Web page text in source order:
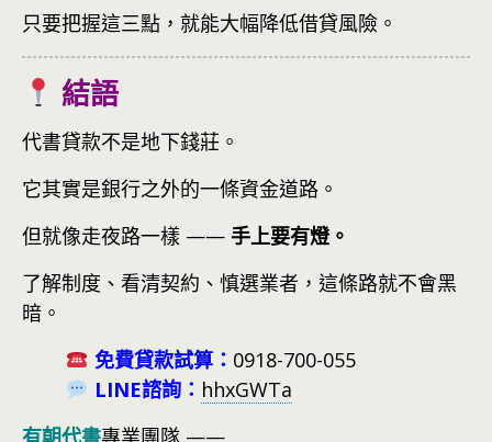
只要把握這三點，就能大幅降低借貸風險。
結語
代書貸款不是地下錢莊。
它其實是銀行之外的一條資金道路。
但就像走夜路一樣 —— 手上要有燈。
了解制度、看清契約、慎選業者，這條路就不會黑
暗。
免費貸款試算： 0918-700-055
LINE諮詢： hhxGWTa
有朝代書專業團隊 ——